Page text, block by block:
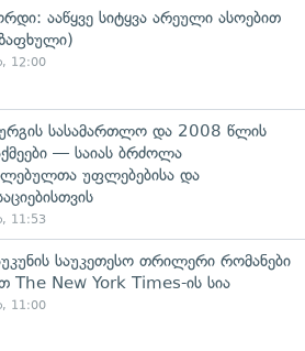
ააწყვე სიტყვა არეული ასოებით
12:00
სასამართლო და 2008 წლის
— საიას ბრძოლა
უფლებებისა და
11:53
საუკეთესო თრილერი რომანები
The New York Times-ის სია
11:00